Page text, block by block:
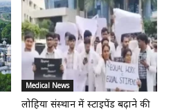
Medical News
लोहिया संस्थान में स्टाइपेंड बढ़ाने की